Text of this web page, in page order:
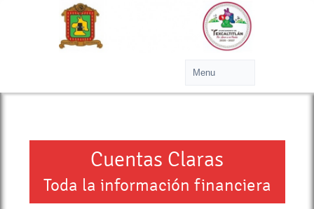
Cuentas Claras
Toda la información financiera